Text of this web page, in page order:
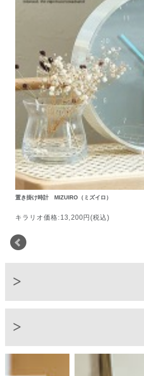
置き掛け時計 MIZUIRO（ミズイロ）
キラリオ価格:13,200円(税込)